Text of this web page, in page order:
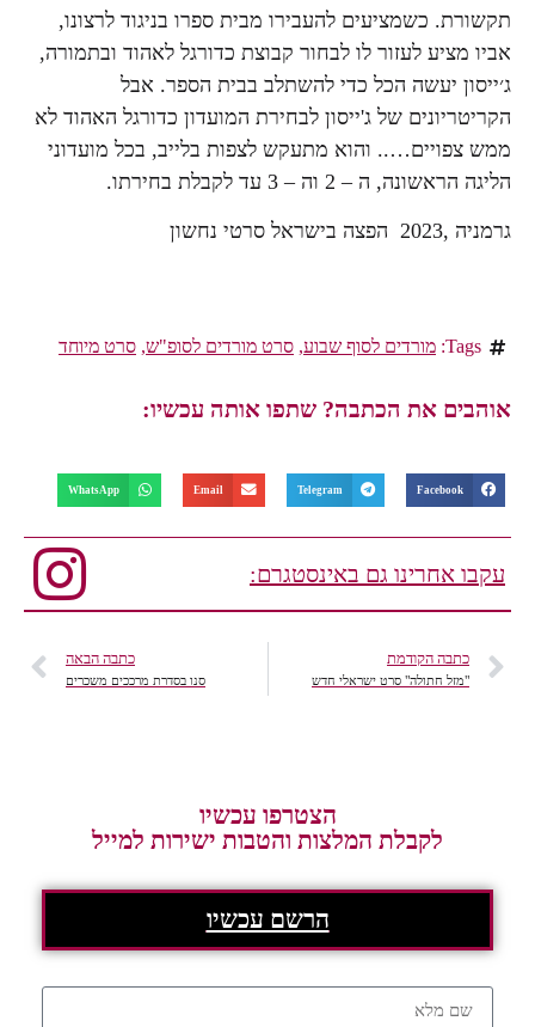
תקשורת. כשמציעים להעבירו מבית ספרו בניגוד לרצונו,
אביו מציע לעזור לו לבחור קבוצת כדורגל לאהוד ובתמורה,
ג׳ייסון יעשה הכל כדי להשתלב בבית הספר. אבל
הקריטריונים של ג'ייסון לבחירת המועדון כדורגל האהוד לא
ממש צפויים….. והוא מתעקש לצפות בלייב, בכל מועדוני
הליגה הראשונה, ה – 2 וה – 3 עד לקבלת בחירתו.
גרמניה ,2023 הפצה בישראל סרטי נחשון
Tags: מורדים לסוף שבוע, סרט מורדים לסופ"ש, סרט מיוחד
אוהבים את הכתבה? שתפו אותה עכשיו:
Facebook
Telegram
Email
WhatsApp
עקבו אחרינו גם באינסטגרם:
כתבה הקודמת
"מזל חתולה" סרט ישראלי חדש
כתבה הבאה
סנו בסדרת מרככים משכרים
הצטרפו עכשיו
לקבלת המלצות והטבות ישירות למייל
הרשם עכשיו